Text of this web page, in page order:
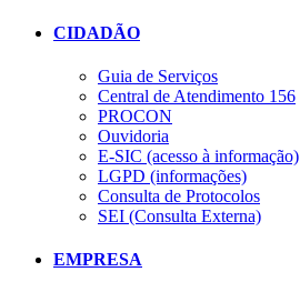
CIDADÃO
Guia de Serviços
Central de Atendimento 156
PROCON
Ouvidoria
E-SIC (acesso à informação)
LGPD (informações)
Consulta de Protocolos
SEI (Consulta Externa)
EMPRESA